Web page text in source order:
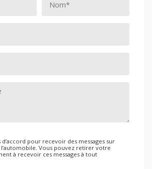
d’accord pour recevoir des messages sur
l’automobile. Vous pouvez retirer votre
à recevoir ces messages à tout